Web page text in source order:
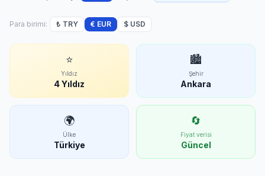
Para birimi: ₺ TRY € EUR $ USD
⭐
Yıldız
4 Yıldız
🏙
Şehir
Ankara
🌍
Ülke
Türkiye
🔄
Fiyat verisi
Güncel